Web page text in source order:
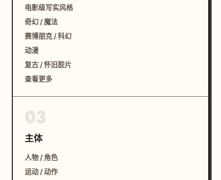
电影级写实风格
奇幻 / 魔法
赛博朋克 / 科幻
动漫
复古 / 怀旧胶片
查看更多
主体
人物 / 角色
运动 / 动作